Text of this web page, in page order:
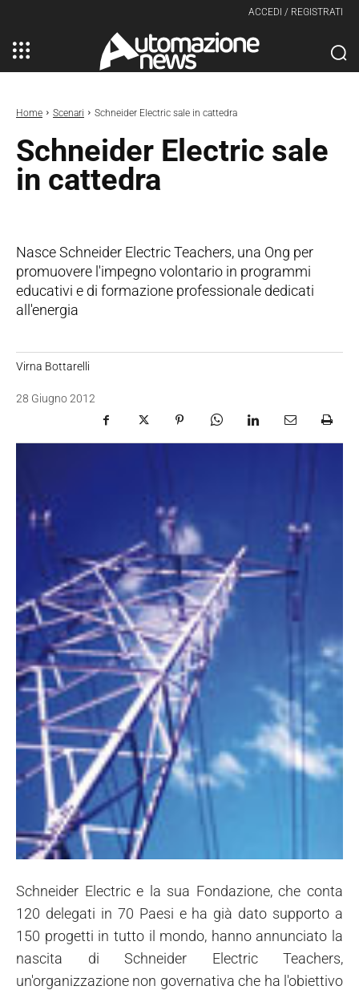
ACCEDI / REGISTRATI
Home Scenari Schneider Electric sale in cattedra
Schneider Electric sale
in cattedra
Nasce Schneider Electric Teachers, una Ong per
promuovere l'impegno volontario in programmi
educativi e di formazione professionale dedicati
all'energia
Virna Bottarelli
28 Giugno 2012
Schneider Electric e la sua Fondazione, che conta
120 delegati in 70 Paesi e ha già dato supporto a
150 progetti in tutto il mondo, hanno annunciato la
nascita di Schneider Electric Teachers,
un'organizzazione non governativa che ha l'obiettivo